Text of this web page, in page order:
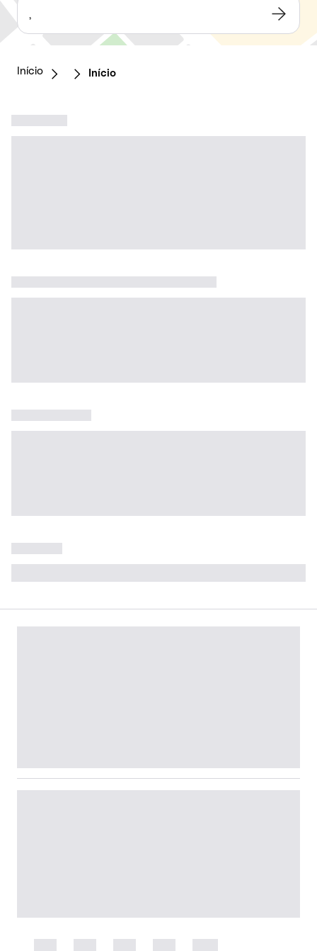
,
Início Início